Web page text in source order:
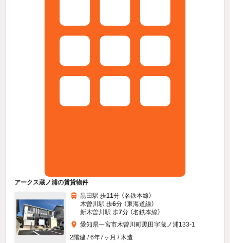
アークス蔵ノ浦の賃貸物件
黒田駅 歩11分 （名鉄本線）
木曽川駅 歩6分 （東海道線）
新木曽川駅 歩7分 （名鉄本線）
愛知県一宮市木曽川町黒田字蔵ノ浦133-1
2階建 / 6年7ヶ月 / 木造